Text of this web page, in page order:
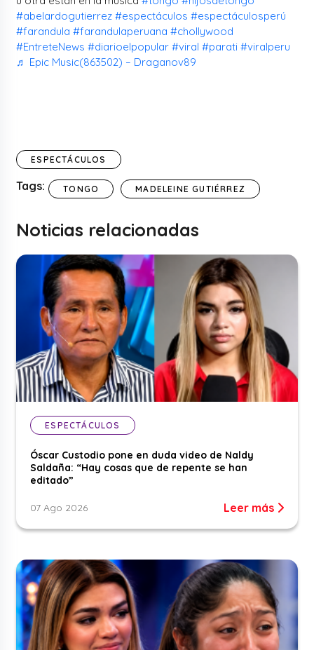
#abelardogutierrez #espectáculos #espectáculosperú
#farandula #farandulaperuana #chollywood
#EntreteNews #diarioelpopular #viral #parati #viralperu
♬ Epic Music(863502) – Draganov89
ESPECTÁCULOS
Tags: TONGO MADELEINE GUTIÉRREZ
Noticias relacionadas
ESPECTÁCULOS
Óscar Custodio pone en duda video de Naldy
Saldaña: “Hay cosas que de repente se han
editado”
07 Ago 2026 Leer más